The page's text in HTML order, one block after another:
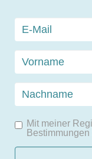
Mit meiner
Bestimmungen